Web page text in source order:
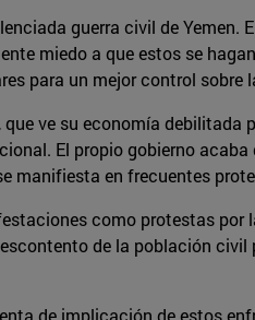
guerra civil de
miedo a que estos se
para un mejor control sobre
ve su economía
El propio gobierno
manifiesta en frecuentes
como protestas por
de la población
de implicación de estos